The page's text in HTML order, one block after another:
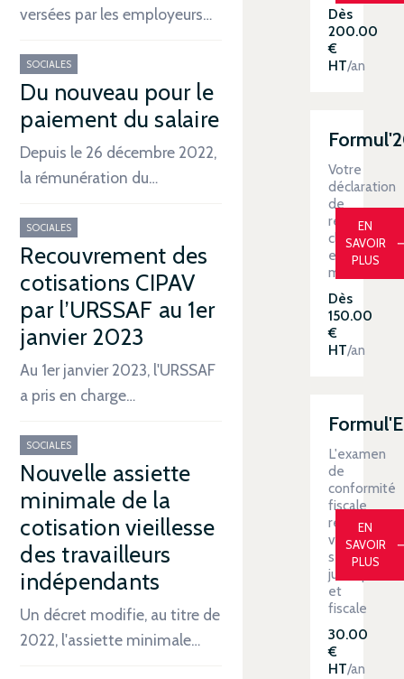
versées par les employeurs…
SOCIALES
Du nouveau pour le
paiement du salaire
Depuis le 26 décembre 2022,
la rémunération du…
SOCIALES
Recouvrement des
cotisations CIPAV
par l’URSSAF au 1er
janvier 2023
Au 1er janvier 2023, l'URSSAF
a pris en charge…
SOCIALES
Nouvelle assiette
minimale de la
cotisation vieillesse
des travailleurs
indépendants
Un décret modifie, au titre de
2022, l'assiette minimale…
Dès
200.00
€
HT/an
Votre
déclaration
de
revenus
clé
en
main
Dès
150.00
€
HT/an
EN
SAVOIR
PLUS
L'examen
de
conformité
fiscale
renforce
votre
sécurité
juridique
et
fiscale
30.00
€
HT/an
EN
SAVOIR
PLUS